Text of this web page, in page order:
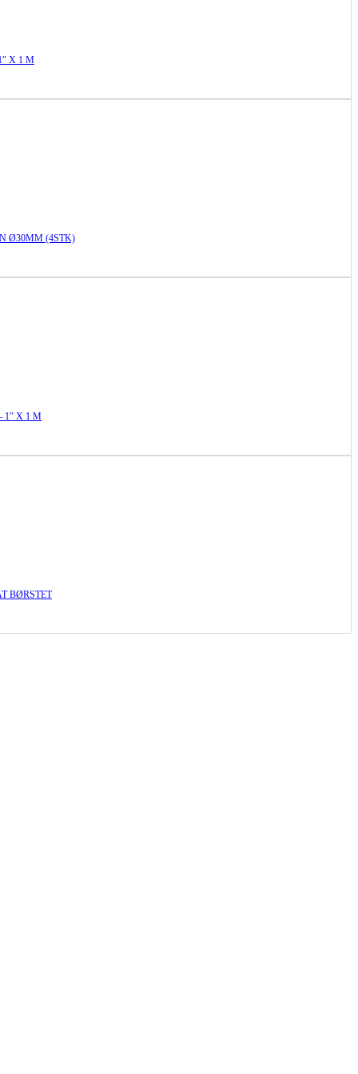
X 1 M
Ø30MM (4STK)
1″ X 1 M
BØRSTET